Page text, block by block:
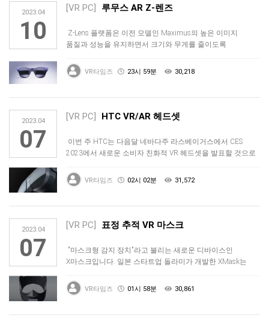
2023.04
10
[VR PC] 루무스 AR Z-렌즈
Z-Lens 플랫폼은 이전 모델인 Maximus의 높은 이미지
품질과 성능을 유지하면서 크기와 무게를 줄이도록
VR타임즈 23시 59분 30,218
2023.04
07
[VR PC] HTC VR/AR 헤드셋
이번 주 HTC는 다음달 네바다주 라스베이거스에서 CES
2023에서 새로운 소비자 친화적 VR 헤드셋을 발표할 것으로
VR타임즈 02시 02분 31,572
2023.04
07
[VR PC] 표정 추적 VR 마스크
"마스크형 감지 장치"라고 불리는 새로운 디바이스인
X마스크입니다. 일본 스타트업 돌라미가 개발한 XMask는
VR타임즈 01시 58분 30,861